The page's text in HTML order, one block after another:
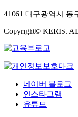
41061 대구광역시 동
Copyright© KERIS.
네이버 블로그
인스타그램
유튜브